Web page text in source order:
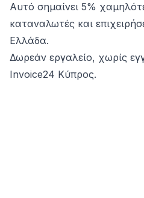
Αυτό σημαίνει 5%
καταναλωτές και
Ελλάδα.
Δωρεάν εργαλείο, χωρίς
Invoice24 Κύπρος.